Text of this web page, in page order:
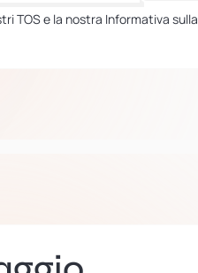
TOS e la nostra Informativa sulla